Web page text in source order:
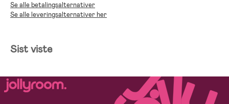
Se alle betalingsalternativer
Se alle leveringsalternativer her
Sist viste